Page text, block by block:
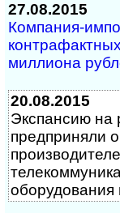
27.08.2015
Компания-
миллиона
20.08.2015
Экспансию на
предприняли